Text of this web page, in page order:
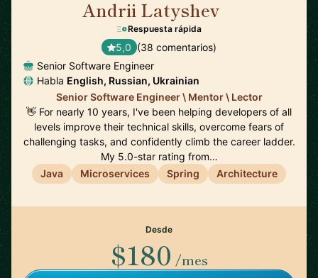
Andrii Latyshev
Respuesta rápida
5,0 (38 comentarios)
Senior Software Engineer
Habla English, Russian, Ukrainian
Senior Software Engineer \ Mentor \ Lector
👋 For nearly 10 years, I've been helping developers of all
levels improve their technical skills, overcome fears of
challenging tasks, and confidently climb the career ladder.
My 5.0-star rating from…
Java
Microservices Spring Architecture
Desde
$180 /mes